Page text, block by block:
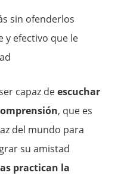
sin ofenderlos
y efectivo que le
capaz deescuchar
, que es
del mundo para
su amistad
practican la